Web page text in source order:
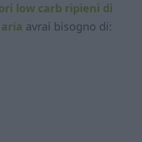
low carb ripieni di
avrai bisogno di: